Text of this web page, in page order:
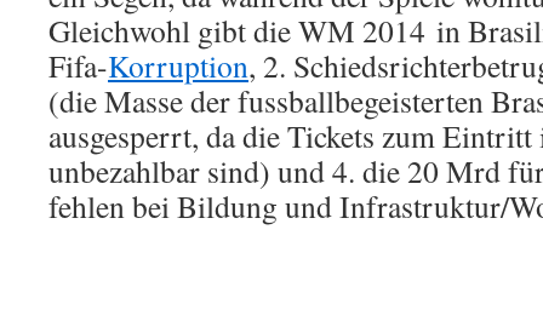
Gleichwohl gibt die WM 2014 in
Fifa-Korruption, 2.
(die Masse der fussballbegeisterten
ausgesperrt, da die Tickets zum
unbezahlbar sind) und 4. die 20 Mrd
fehlen bei Bildung und Infrastruktur/